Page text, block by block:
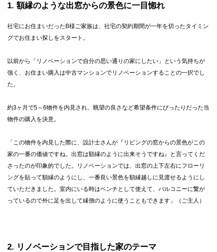
1 額縁のような出窓からの景色に一目惚れ
社宅にお住まいだったB様ご家族は、社宅の契約期間が一年を切ったタイミン
グでお住まい探しをスタート。
以前から「リノベーションで自分の思い通りの家にしたい」という気持ちが
強く、お住まい購入は中古マンションでリノベーションすることの一択でし
た。
約3ヶ月で5～6物件を内見され、眺望の良さなど希望条件にぴったりだった当
物件の購入を決意。
「この物件を内見した際に、設計士さんが『リビングの窓からの景色がこの
家の一番の価値ですね。出窓は額縁のように出来そうですね』と言ってくだ
さったのが印象的でした。リノベーションでは、出窓の上下左右にフローリ
ングを貼って額縁のようにし、一番良い景色を額縁越しに見渡せるようにし
ていただきました。室内にいる時はベンチとして使えて、バルコニーに繋が
っているので外に足を出して縁側のように使うこともできます」（ご主人）
2 リノベーションで目指した家のテーマ